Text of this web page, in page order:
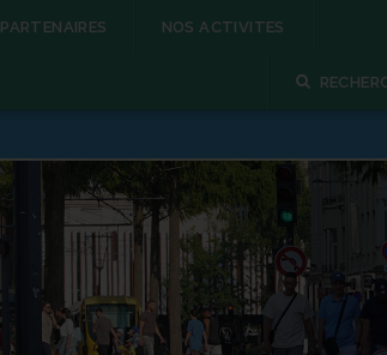
PARTENAIRES NOS ACTIVITES